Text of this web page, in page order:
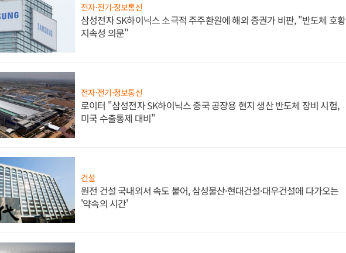
전자·전기·정보통신
삼성전자 SK하이닉스 소극적 주주환원에 해외 증권가 비판, "반도체 호황
지속성 의문"
전자·전기·정보통신
로이터 "삼성전자 SK하이닉스 중국 공장용 현지 생산 반도체 장비 시험,
미국 수출통제 대비"
건설
원전 건설 국내외서 속도 붙어, 삼성물산·현대건설·대우건설에 다가오는
'약속의 시간'